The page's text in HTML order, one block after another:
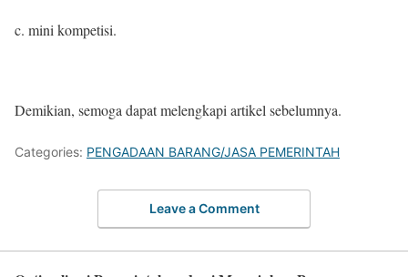
c. mini kompetisi.
Demikian, semoga dapat melengkapi artikel sebelumnya.
Categories: PENGADAAN BARANG/JASA PEMERINTAH
Leave a Comment